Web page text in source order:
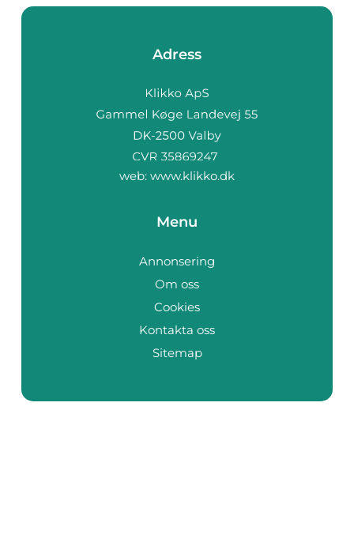
Adress
web: www.klikko.dk
Menu
Annonsering
Om oss
Cookies
Kontakta oss
Sitemap